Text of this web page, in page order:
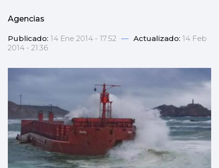
Agencias
Publicado: 14 Ene 2014 - 17:52 — Actualizado: 14 Feb
2014 - 21:36